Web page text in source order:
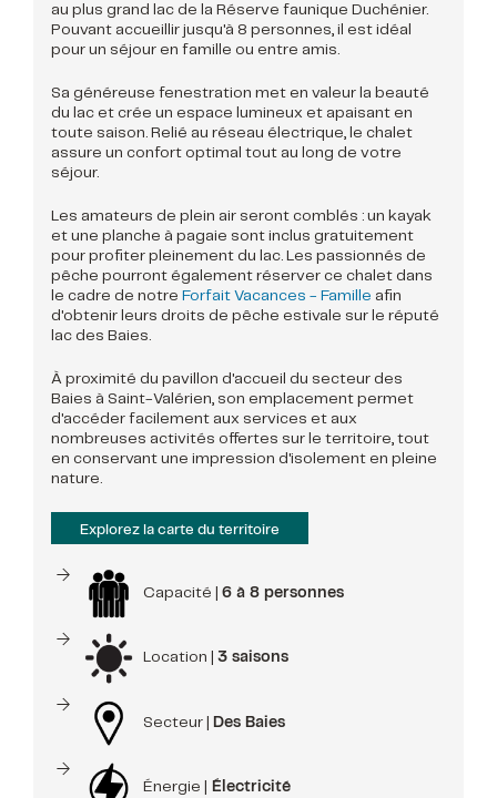
au plus grand lac de la Réserve faunique Duchénier.
Pouvant accueillir jusqu'à 8 personnes, il est idéal
pour un séjour en famille ou entre amis.
Sa généreuse fenestration met en valeur la beauté
du lac et crée un espace lumineux et apaisant en
toute saison. Relié au réseau électrique, le chalet
assure un confort optimal tout au long de votre
séjour.
Les amateurs de plein air seront comblés : un kayak
et une planche à pagaie sont inclus gratuitement
pour profiter pleinement du lac. Les passionnés de
pêche pourront également réserver ce chalet dans
le cadre de notre Forfait Vacances - Famille afin
d'obtenir leurs droits de pêche estivale sur le réputé
lac des Baies.
À proximité du pavillon d'accueil du secteur des
Baies à Saint-Valérien, son emplacement permet
d'accéder facilement aux services et aux
nombreuses activités offertes sur le territoire, tout
en conservant une impression d'isolement en pleine
nature.
Explorez la carte du territoire
Capacité | 6 à 8 personnes
Location | 3 saisons
Secteur | Des Baies
Énergie | Électricité